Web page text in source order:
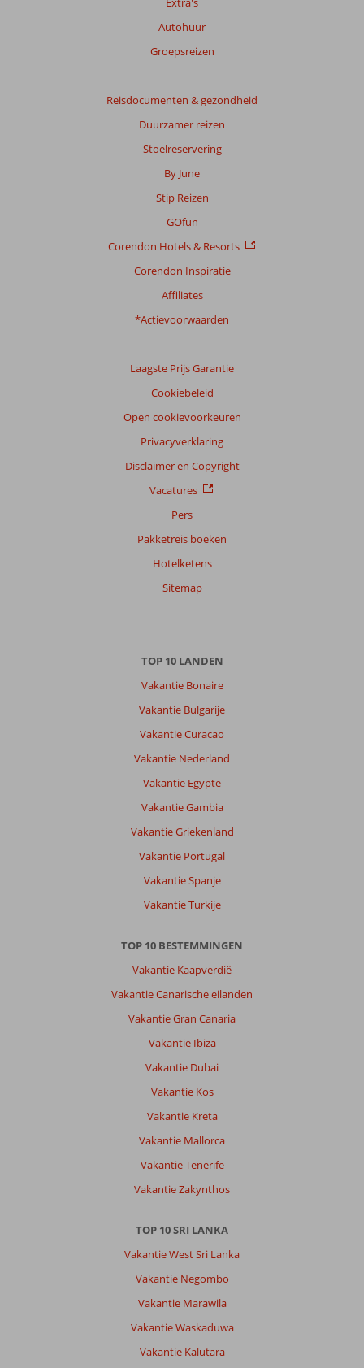
Autohuur
Groepsreizen
Reisdocumenten & gezondheid
Duurzamer reizen
Stoelreservering
By June
Stip Reizen
GOfun
Corendon Hotels & Resorts
Corendon Inspiratie
Affiliates
*Actievoorwaarden
Laagste Prijs Garantie
Cookiebeleid
Open cookievoorkeuren
Privacyverklaring
Disclaimer en Copyright
Vacatures
Pers
Pakketreis boeken
Hotelketens
Sitemap
TOP 10 LANDEN
Vakantie Bonaire
Vakantie Bulgarije
Vakantie Curacao
Vakantie Nederland
Vakantie Egypte
Vakantie Gambia
Vakantie Griekenland
Vakantie Portugal
Vakantie Spanje
Vakantie Turkije
TOP 10 BESTEMMINGEN
Vakantie Kaapverdië
Vakantie Canarische eilanden
Vakantie Gran Canaria
Vakantie Ibiza
Vakantie Dubai
Vakantie Kos
Vakantie Kreta
Vakantie Mallorca
Vakantie Tenerife
Vakantie Zakynthos
TOP 10 SRI LANKA
Vakantie West Sri Lanka
Vakantie Negombo
Vakantie Marawila
Vakantie Waskaduwa
Vakantie Kalutara